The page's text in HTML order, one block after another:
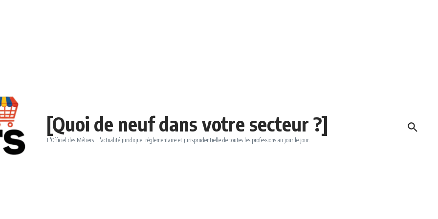
[Quoi de neuf dans votre secteur ?]
L'Officiel des Métiers : l'actualité juridique, réglementaire et jurisprudentielle de toutes les professions au jour le jour.